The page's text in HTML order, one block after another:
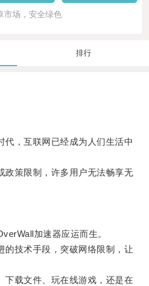
市场，安全绿色
排行
，互联网已经成为人们生活中
策限制，许多用户无法畅享无
加速器应运而生。
技术手段，突破网络限制，让
载文件、玩在线游戏，还是在